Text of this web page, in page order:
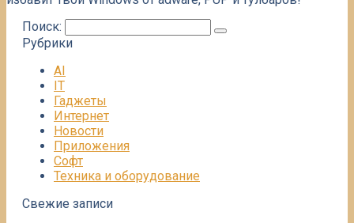
Поиск:
Рубрики
AI
IT
Гаджеты
Интернет
Новости
Приложения
Софт
Техника и оборудование
Свежие записи